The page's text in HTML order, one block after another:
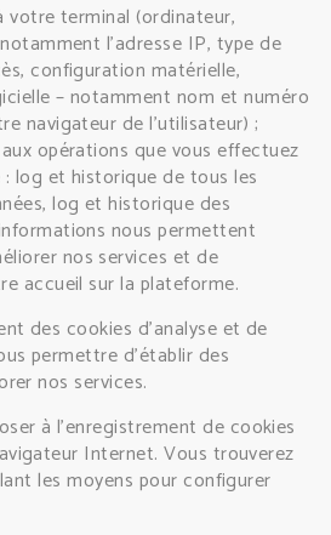
votre terminal (ordinateur,
l’adresse IP, type de
configuration matérielle,
– notamment nom et numéro
navigateur de l'utilisateur) ;
opérations que vous effectuez
log et historique de tous les
log et historique des
nous permettent
nos services et de
accueil sur la plateforme.
des cookies d’analyse et de
permettre d’établir des
nos services.
à l’enregistrement de cookies
Internet. Vous trouverez
les moyens pour configurer